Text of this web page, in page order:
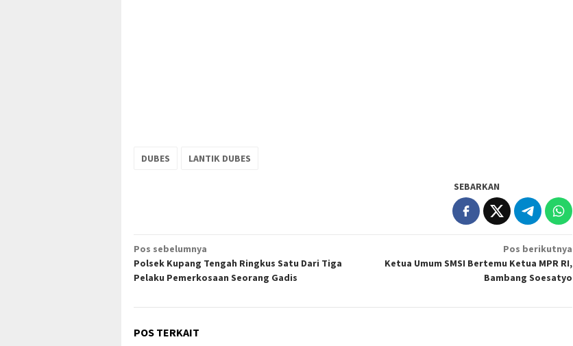
DUBES LANTIK DUBES
SEBARKAN
Navigasi
pos
Pos sebelumnya
Polsek Kupang Tengah Ringkus Satu Dari Tiga
Pelaku Pemerkosaan Seorang Gadis
Pos berikutnya
Ketua Umum SMSI Bertemu Ketua MPR RI,
Bambang Soesatyo
POS TERKAIT